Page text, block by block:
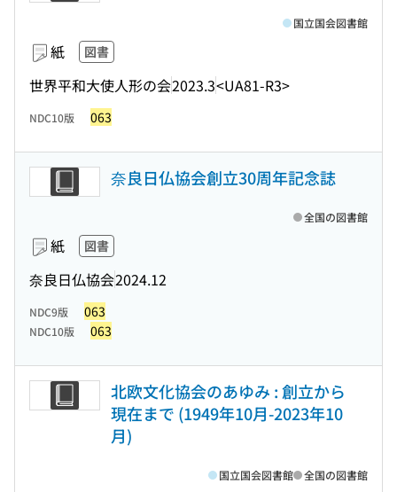
紙 図書
世界平和大使人形の会2023.3<UA81-R3>
国立国会図書館
NDC10版 063
奈良日仏協会創立30周年記念誌
紙 図書
奈良日仏協会2024.12
全国の図書館
NDC9版 063
NDC10版 063
北欧文化協会のあゆみ : 創立から
現在まで (1949年10月-2023年10
月)
国立国会図書館 全国の図書館